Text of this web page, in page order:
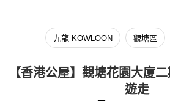
九龍 KOWLOON 觀塘區
【香港公屋】觀塘花園大廈
遊走